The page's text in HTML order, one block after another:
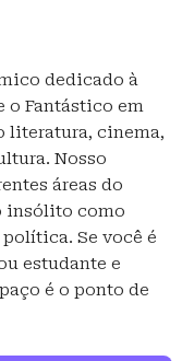
dedicado à
o Fantástico em
literatura, cinema,
Nosso
áreas do
insólito como
Se você é
estudante e
é o ponto de